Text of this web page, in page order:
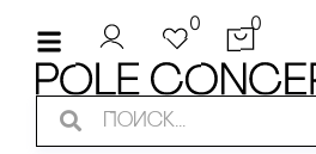
0 0